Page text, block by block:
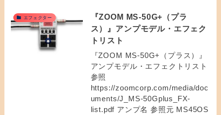
エフェクター
『ZOOM MS-50G+（プラ
ス）』アンプモデル・エフェク
トリスト
『ZOOM MS-50G+（プラス）』
アンプモデル・エフェクトリスト
参照
https://zoomcorp.com/media/doc
uments/J_MS-50Gplus_FX-
list.pdf アンプ名 参照元 MS45OS